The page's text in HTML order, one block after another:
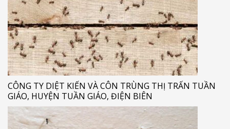
CÔNG TY DIỆT KIẾN VÀ CÔN TRÙNG THỊ TRẤN TUẦN
GIÁO, HUYỆN TUẦN GIÁO, ĐIỆN BIÊN